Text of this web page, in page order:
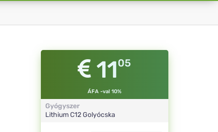
1105
ÁFA -val 10%
Gyógyszer
LithiumC12 Golyócska